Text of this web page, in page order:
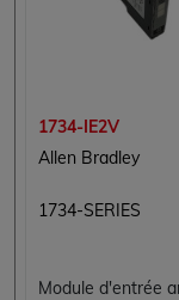
1734-IE2V
Allen Bradley
1734-SERIES